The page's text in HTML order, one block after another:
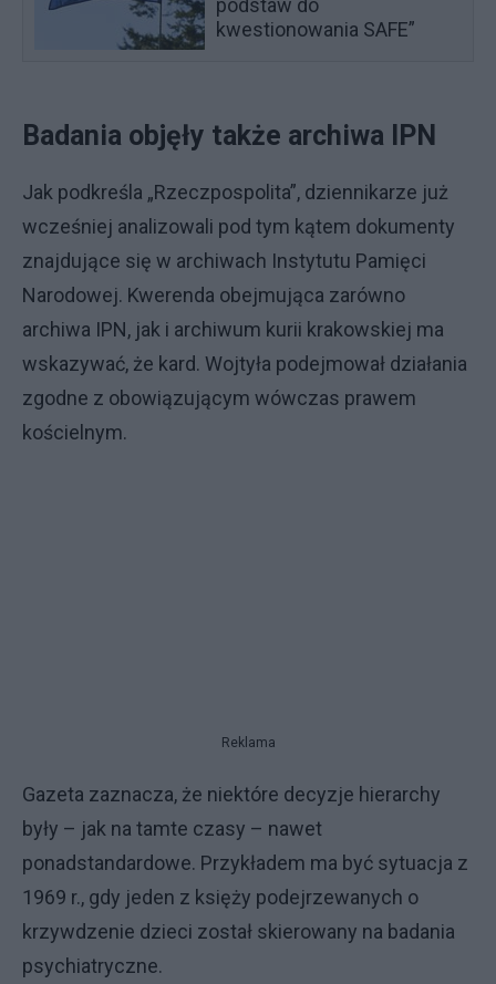
podstaw do
kwestionowania SAFE”
Badania objęły także archiwa IPN
Jak podkreśla „Rzeczpospolita”, dziennikarze już
wcześniej analizowali pod tym kątem dokumenty
znajdujące się w archiwach Instytutu Pamięci
Narodowej. Kwerenda obejmująca zarówno
archiwa IPN, jak i archiwum kurii krakowskiej ma
wskazywać, że kard. Wojtyła podejmował działania
zgodne z obowiązującym wówczas prawem
kościelnym.
Reklama
Gazeta zaznacza, że niektóre decyzje hierarchy
były – jak na tamte czasy – nawet
ponadstandardowe. Przykładem ma być sytuacja z
1969 r., gdy jeden z księży podejrzewanych o
krzywdzenie dzieci został skierowany na badania
psychiatryczne.